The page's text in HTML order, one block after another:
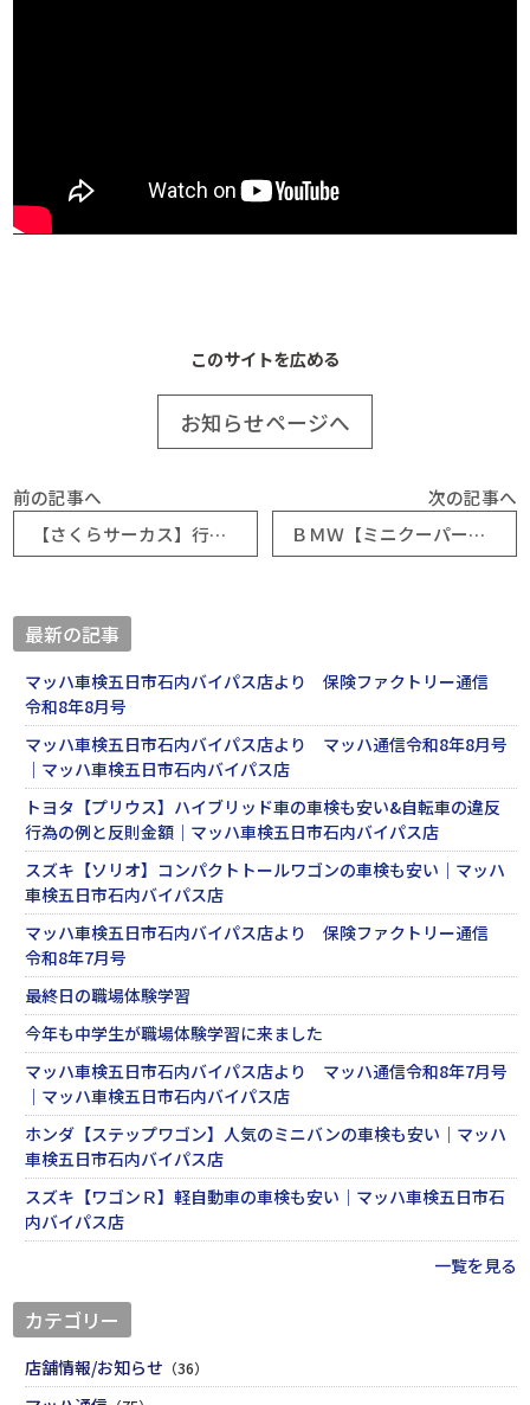
このサイトを広める
お知らせページへ
前の記事へ
【さくらサーカス】行ってきた＆トヨタ【ハイエース】車検が安かった！？｜マッハ車検五日市石内バイパス店
次の記事へ
ＢＭＷ【ミニクーパー】輸入車の車検も安い！？｜マッハ車検五日市石内バイパス店
最新の記事
マッハ車検五日市石内バイパス店より 保険ファクトリー通信
令和8年8月号
マッハ車検五日市石内バイパス店より マッハ通信令和8年8月号
｜マッハ車検五日市石内バイパス店
トヨタ【プリウス】ハイブリッド車の車検も安い&自転車の違反
行為の例と反則金額｜マッハ車検五日市石内バイパス店
スズキ【ソリオ】コンパクトトールワゴンの車検も安い｜マッハ
車検五日市石内バイパス店
マッハ車検五日市石内バイパス店より 保険ファクトリー通信
令和8年7月号
最終日の職場体験学習
今年も中学生が職場体験学習に来ました
マッハ車検五日市石内バイパス店より マッハ通信令和8年7月号
｜マッハ車検五日市石内バイパス店
ホンダ【ステップワゴン】人気のミニバンの車検も安い｜マッハ
車検五日市石内バイパス店
スズキ【ワゴンＲ】軽自動車の車検も安い｜マッハ車検五日市石
内バイパス店
一覧を見る
カテゴリー
店舗情報/お知らせ （36）